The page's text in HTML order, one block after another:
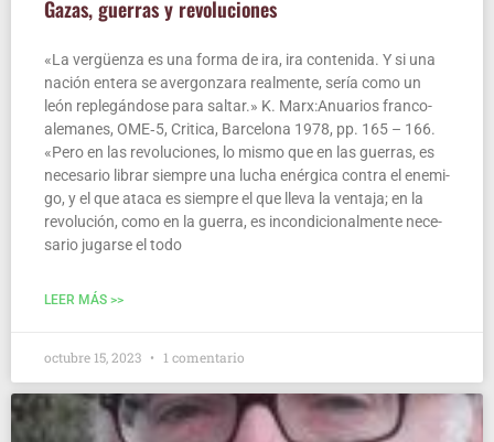
Gazas, gue­rras y revoluciones
«La ver­güen­za es una for­ma de ira, ira con­te­ni­da. Y si una
nación ente­ra se aver­gon­za­ra real­men­te, sería como un
león reple­gán­do­se para sal­tar.» K. Marx:Anuarios fran­co­
ale­ma­nes, OME‑5, Cri­ti­ca, Bar­ce­lo­na 1978, pp. 165 – 166.
«Pero en las revo­lu­cio­nes, lo mis­mo que en las gue­rras, es
nece­sa­rio librar siem­pre una lucha enér­gi­ca con­tra el enemi­
go, y el que ata­ca es siem­pre el que lle­va la ven­ta­ja; en la
revo­lu­ción, como en la gue­rra, es incon­di­cio­nal­men­te nece­
sa­rio jugar­se el todo
LEER MÁS >>
octubre 15, 2023 1 comentario